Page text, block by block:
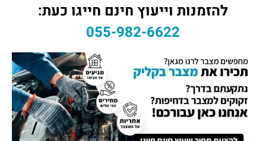
להזמנות וייעוץ חינם חייגו כעת:
055-982-6622